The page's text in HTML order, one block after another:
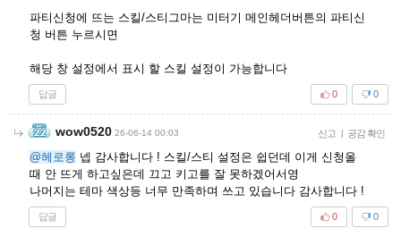
파티신청에 뜨는 스킬/스티그마는 미터기 메인헤더버튼의 파티신
청 버튼 누르시면
해당 창 설정에서 표시 할 스킬 설정이 가능합니다
답글 0
0
wow0520 26-06-14 00:03 신고 | 공감 확인
@헤로롱 넵 감사합니다 ! 스킬/스티 설정은 쉽던데 이게 신청올
때 안 뜨게 하고싶은데 끄고 키고를 잘 못하겠어서영
나머지는 테마 색상등 너무 만족하며 쓰고 있습니다 감사합니다 !
답글 0
0